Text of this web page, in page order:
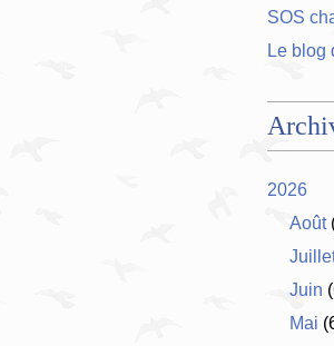
SOS
Le blog
2026
Août
Juin
Mai